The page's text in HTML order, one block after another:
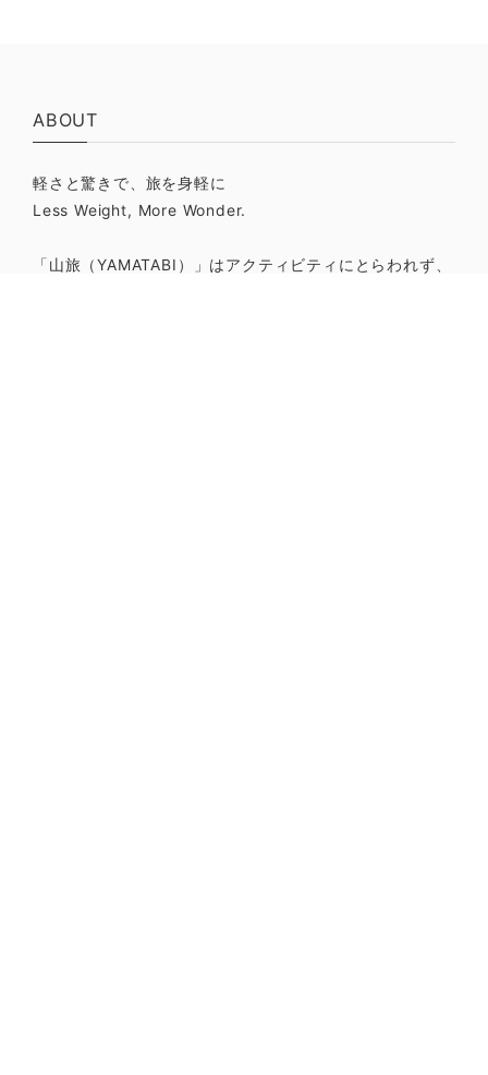
ABOUT
軽さと驚きで、旅を身軽に
Less Weight, More Wonder.
「山旅（YAMATABI）」はアクティビティにとらわれず、